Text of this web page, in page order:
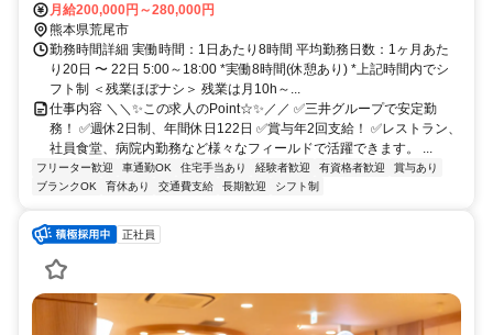
月給200,000円～280,000円
熊本県荒尾市
勤務時間詳細 実働時間：1日あたり8時間 平均勤務日数：1ヶ月あた
り20日 〜 22日 5:00～18:00 *実働8時間(休憩あり) *上記時間内でシ
フト制 ＜残業ほぼナシ＞ 残業は月10h～...
仕事内容 ＼＼✨この求人のPoint☆✨／／ ✅三井グループで安定勤
務！ ✅週休2日制、年間休日122日 ✅賞与年2回支給！ ✅レストラン、
社員食堂、病院内勤務など様々なフィールドで活躍できます。 ...
フリーター歓迎 車通勤OK 住宅手当あり 経験者歓迎 有資格者歓迎
賞与あり
ブランクOK
育休あり 交通費支給 長期歓迎 シフト制
正社員